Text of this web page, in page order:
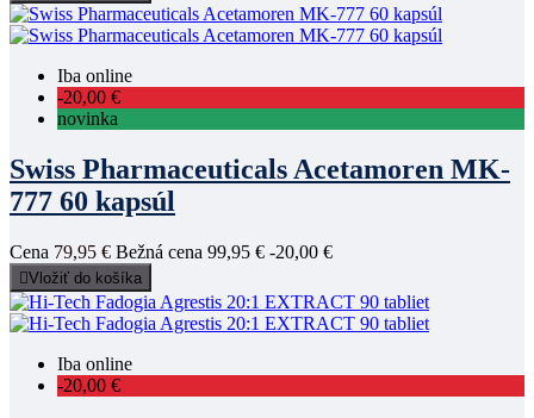
Iba online
-20,00 €
novinka
Swiss Pharmaceuticals Acetamoren MK-
777 60 kapsúl
Cena 79,95 € Bežná cena 99,95 € -20,00 €
Vložiť do košíka
Iba online
-20,00 €